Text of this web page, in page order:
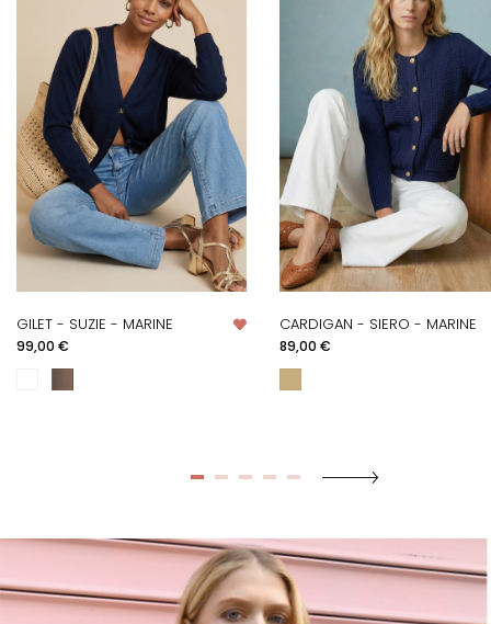
GILET - SUZIE - MARINE
Prix
99,00 €
CARDIGAN - SIERO - MARINE
Prix
89,00 €